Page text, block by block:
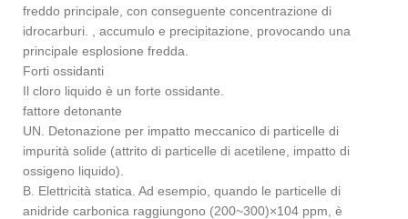
freddo principale, con conseguente concentrazione di
idrocarburi. , accumulo e precipitazione, provocando una
principale esplosione fredda.
Forti ossidanti
Il cloro liquido è un forte ossidante.
fattore detonante
UN. Detonazione per impatto meccanico di particelle di
impurità solide (attrito di particelle di acetilene, impatto di
ossigeno liquido).
B. Elettricità statica. Ad esempio, quando le particelle di
anidride carbonica raggiungono (200~300)×104 ppm, è